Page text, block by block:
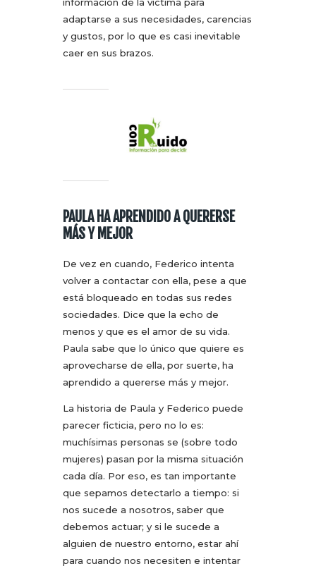
adaptarse a sus necesidades, carencias
y gustos, por lo que es casi inevitable
caer en sus brazos.
PAULA HA APRENDIDO A QUERERSE
MÁS Y MEJOR
De vez en cuando, Federico intenta
volver a contactar con ella, pese a que
está bloqueado en todas sus redes
sociedades. Dice que la echo de
menos y que es el amor de su vida.
Paula sabe que lo único que quiere es
aprovecharse de ella, por suerte, ha
aprendido a quererse más y mejor.
La historia de Paula y Federico puede
parecer ficticia, pero no lo es:
muchísimas personas se (sobre todo
mujeres) pasan por la misma situación
cada día. Por eso, es tan importante
que sepamos detectarlo a tiempo: si
nos sucede a nosotros, saber que
debemos actuar; y si le sucede a
alguien de nuestro entorno, estar ahí
para cuando nos necesiten e intentar